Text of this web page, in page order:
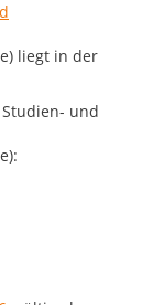
liegt in der
und